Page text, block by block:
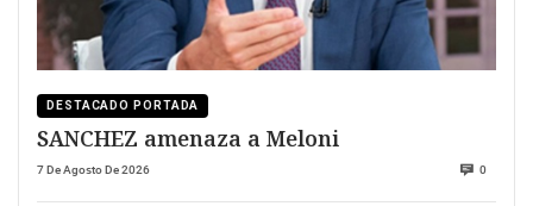
DESTACADO PORTADA
SANCHEZ amenaza a Meloni
7 De Agosto De 2026 0